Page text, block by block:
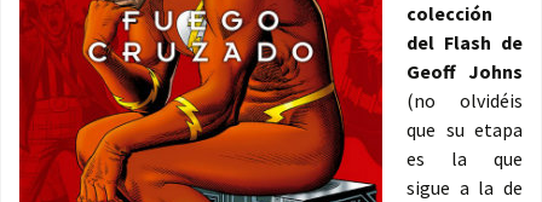
colección
del Flash de
Geoff Johns
(no olvidéis
que su etapa
es la que
sigue a la de